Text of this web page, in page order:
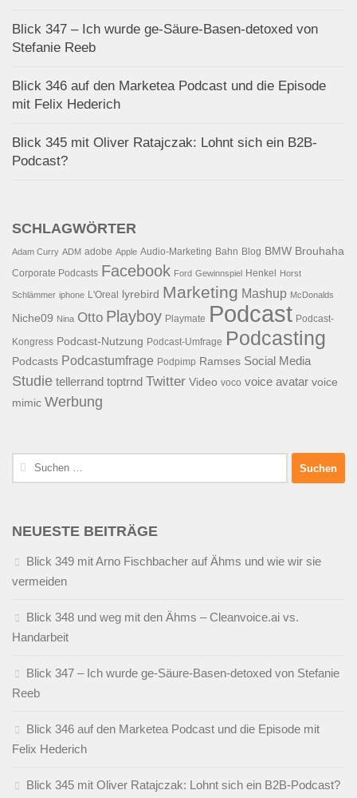
Blick 347 – Ich wurde ge-Säure-Basen-detoxed von
Stefanie Reeb
Blick 346 auf den Marketea Podcast und die Episode
mit Felix Hederich
Blick 345 mit Oliver Ratajczak: Lohnt sich ein B2B-
Podcast?
SCHLAGWÖRTER
Adam Curry ADM adobe Apple Audio-Marketing Bahn Blog BMW Brouhaha
Corporate Podcasts Facebook Ford Gewinnspiel Henkel Horst
Schlämmer iphone L'Oreal lyrebird Marketing Mashup McDonalds
Niche09 Nina Otto Playboy Playmate Podcast Podcast-
Kongress Podcast-Nutzung Podcast-Umfrage Podcasting
Podcasts Podcastumfrage Podpimp Ramses Social Media
Studie tellerrand toptrnd Twitter Video voco voice avatar voice
mimic Werbung
Suchen
nach:
NEUESTE BEITRÄGE
Blick 349 mit Arno Fischbacher auf Ähms und wie wir sie
vermeiden
Blick 348 und weg mit den Ähms – Cleanvoice.ai vs.
Handarbeit
Blick 347 – Ich wurde ge-Säure-Basen-detoxed von Stefanie
Reeb
Blick 346 auf den Marketea Podcast und die Episode mit
Felix Hederich
Blick 345 mit Oliver Ratajczak: Lohnt sich ein B2B-Podcast?